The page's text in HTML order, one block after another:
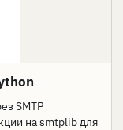
SMTP
на smtplib для